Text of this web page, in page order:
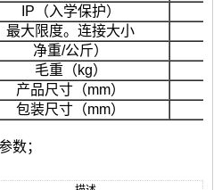
IP（入学保护）
最大限度。连接大小
净重/公斤）
毛重（kg）
产品尺寸（mm）
包装尺寸（mm）
数；